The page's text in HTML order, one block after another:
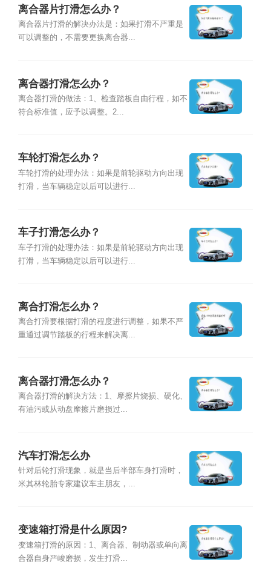
离合器片打滑怎么办？
离合器片打滑的解决办法是：如果打滑不严重是
可以调整的，不需要更换离合器...
离合器打滑怎么办？
离合器打滑的做法：1、检查踏板自由行程，如不
符合标准值，应予以调整。2...
车轮打滑怎么办？
车轮打滑的处理办法：如果是前轮驱动方向出现
打滑，当车辆稳定以后可以进行...
车子打滑怎么办？
车子打滑的处理办法：如果是前轮驱动方向出现
打滑，当车辆稳定以后可以进行...
离合打滑怎么办？
离合打滑要根据打滑的程度进行调整，如果不严
重通过调节踏板的行程来解决离...
离合器打滑怎么办？
离合器打滑的解决方法：1、摩擦片烧损、硬化、
有油污或从动盘摩擦片磨损过...
汽车打滑怎么办
针对后轮打滑现象，就是当后半部车身打滑时，
米其林轮胎专家建议车主朋友，...
变速箱打滑是什么原因?
变速箱打滑的原因：1、离合器、制动器或单向离
合器自身严峻磨损，发生打滑...